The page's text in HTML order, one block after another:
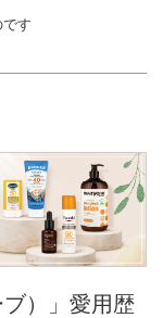
す
）」愛用歴